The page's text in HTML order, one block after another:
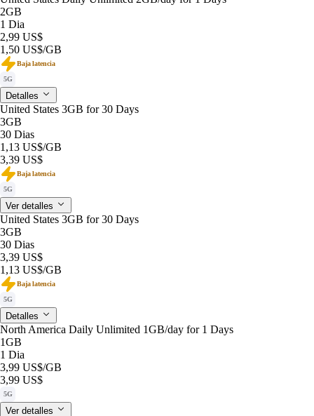
2GB
1 Dia
2,99 US$
1,50 US$/GB
Baja latencia
5G
Detalles
United States 3GB for 30 Days
3GB
30 Dias
1,13 US$/GB
3,39 US$
Baja latencia
5G
Ver detalles
United States 3GB for 30 Days
3GB
30 Dias
3,39 US$
1,13 US$/GB
Baja latencia
5G
Detalles
North America Daily Unlimited 1GB/day for 1 Days
1GB
1 Dia
3,99 US$/GB
3,99 US$
5G
Ver detalles